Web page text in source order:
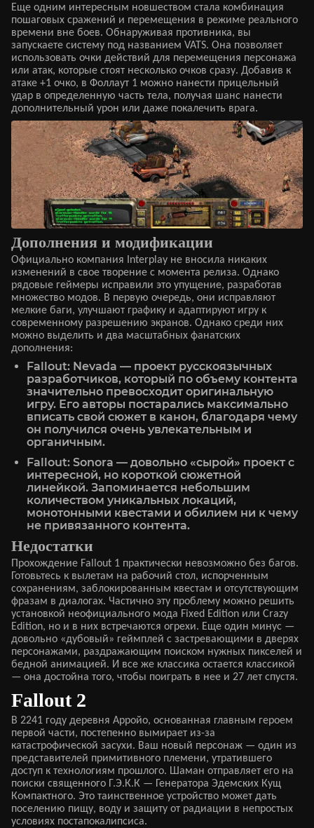
Еще одним интересным новшеством стала комбинация
пошаговых сражений и перемещения в режиме реального
времени вне боев. Обнаруживая противника, вы
запускаете систему под названием VATS. Она позволяет
использовать очки действий для перемещения персонажа
или атак, которые стоят несколько очков сразу. Добавив к
атаке +1 очко, в Фоллаут 1 можно нанести прицельный
удар в определенную часть тела, получая шанс нанести
дополнительный урон или даже покалечить врага.
Дополнения и модификации
Официально компания Interplay не вносила никаких
изменений в свое творение с момента релиза. Однако
рядовые геймеры исправили это упущение, разработав
множество модов. В первую очередь, они исправляют
мелкие баги, улучшают графику и адаптируют игру к
современному разрешению экранов. Однако среди них
можно выделить и два масштабных фанатских
дополнения:
Fallout: Nevada — проект русскоязычных
разработчиков, который по объему контента
значительно превосходит оригинальную
игру. Его авторы постарались максимально
вписать свой сюжет в канон, благодаря чему
он получился очень увлекательным и
органичным.
Fallout: Sonora — довольно «сырой» проект с
интересной, но короткой сюжетной
линейкой. Запоминается небольшим
количеством уникальных локаций,
монотонными квестами и обилием ни к чему
не привязанного контента.
Недостатки
Прохождение Fallout 1 практически невозможно без багов.
Готовьтесь к вылетам на рабочий стол, испорченным
сохранениям, заблокированным квестам и отсутствующим
фразам в диалогах. Частично эту проблему можно решить
установкой неофициального мода Fixed Edition или Crazy
Edition, но и в них встречаются огрехи. Еще один минус —
довольно «дубовый» геймплей с застревающими в дверях
персонажами, раздражающим поиском нужных пикселей и
бедной анимацией. И все же классика остается классикой
— она достойна того, чтобы поиграть в нее и 27 лет спустя.
Fallout 2
В 2241 году деревня Арройо, основанная главным героем
первой части, постепенно вымирает из-за
катастрофической засухи. Ваш новый персонаж — один из
представителей примитивного племени, утратившего
доступ к технологиям прошлого. Шаман отправляет его на
поиски священного Г.Э.К.К — Генератора Эдемских Кущ
Компактного. Это таинственное устройство может дать
поселению пищу, воду и защиту от радиации в непростых
условиях постапокалипсиса.